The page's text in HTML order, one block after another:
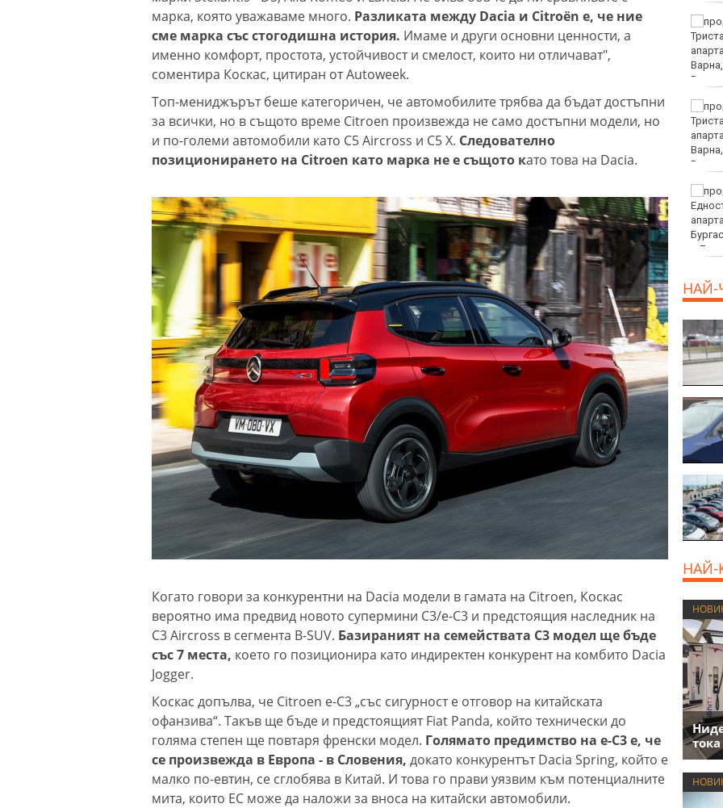
марка, която уважаваме много. Разликата между Dacia и Citroën е, че ние
сме марка със стогодишна история. Имаме и други основни ценности, а
именно комфорт, простота, устойчивост и смелост, които ни отличават",
соментира Коскас, цитиран от Autoweek.
Топ-мениджърът беше категоричен, че автомобилите трябва да бъдат достъпни
за всички, но в същото време Citroen произвежда не само достъпни модели, но
и по-големи автомобили като C5 Aircross и C5 X. Следователно
позиционирането на Citroen като марка не е същото като това на Dacia.
Когато говори за конкурентни на Dacia модели в гамата на Citroen, Коскас
вероятно има предвид новото супермини C3/e-C3 и предстоящия наследник на
C3 Aircross в сегмента B-SUV. Базираният на семействата C3 модел ще бъде
със 7 места, коeто го позиционира като индиректен конкурент на комбито Dacia
Jogger.
Коскас допълва, че Citroen e-C3 „със сигурност е отговор на китайската
офанзива“. Такъв ще бъде и предстоящият Fiat Panda, който технически до
голяма степен ще повтаря френски модел. Голямато предимство на e-C3 е, че
се произвежда в Европа - в Словения, докато конкурентът Dacia Spring, който е
малко по-евтин, се сглобява в Китай. И това го прави уязвим към потенциалните
мита, които ЕС може да наложи за вноса на китайски автомобили.
Повдигнаха обвинение
срещу 18-годишния
младеж за убийството
на чичо му с кол
Първо офицерско
звание за випуск 2026
на ВВМУ „Н. Й.
Унищожили сме 6
плаващи мини, 3
надводни дрона и са
десетки остатъци от военно оборудване
EUR
НАЙ-
НАЙ-